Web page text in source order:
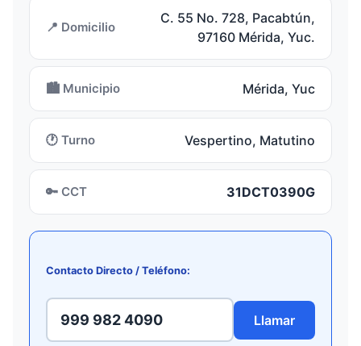
📍 Domicilio
C. 55 No. 728, Pacabtún,
97160 Mérida, Yuc.
🏙️ Municipio Mérida, Yuc
🕐 Turno Vespertino, Matutino
🔑 CCT 31DCT0390G
Contacto Directo / Teléfono:
999 982 4090 Llamar